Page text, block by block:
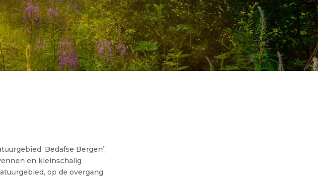
‘Bedafse Bergen’,
en kleinschalig
op de overgang